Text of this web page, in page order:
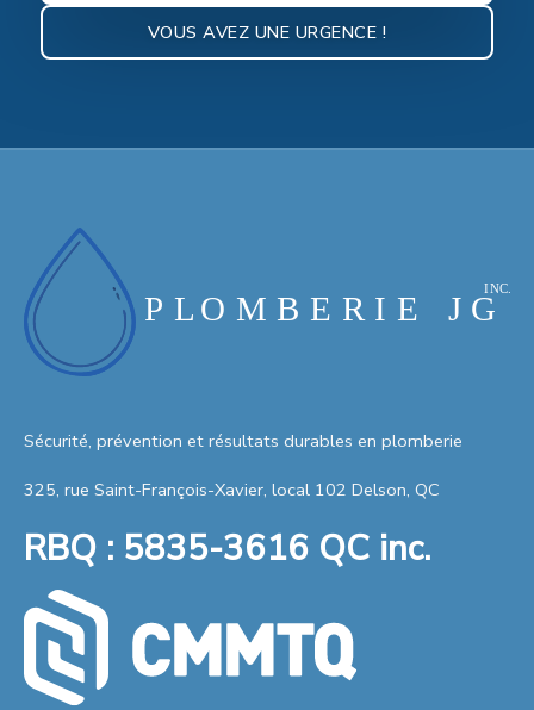
VOUS AVEZ UNE URGENCE !
Sécurité, prévention et résultats durables en plomberie
325, rue Saint-François-Xavier, local 102 Delson, QC
RBQ : 5835-3616 QC inc.